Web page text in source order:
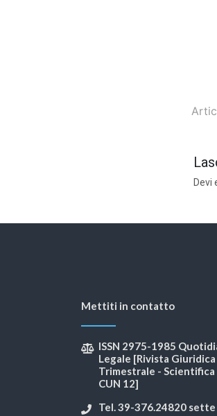
Devi
Mettiti in contatto
ISSN 2975-1985
Legale [Rivista Giuridica
Trimestrale - Scientifica
CUN 12]
Tel. 39-376.24820